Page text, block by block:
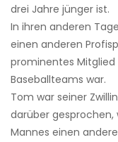
drei Jahre jünger ist.
In ihren anderen
einen anderen
prominentes
Baseballteams war.
Tom war seiner
darüber gesprochen,
Mannes einen